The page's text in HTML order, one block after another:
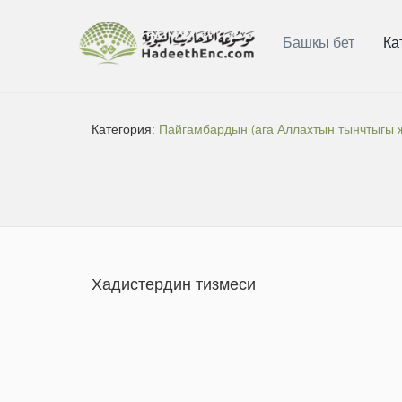
Башкы бет
Категория: Пайгамбардын (ага Аллахтын тынчтыгы
Хадистердин тизмеси